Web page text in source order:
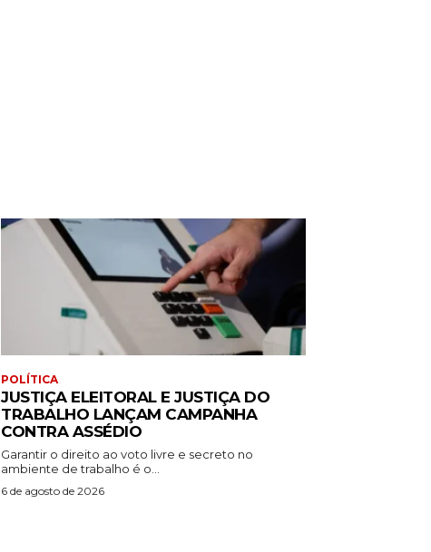
POLÍTICA
JUSTIÇA ELEITORAL E JUSTIÇA DO
TRABALHO LANÇAM CAMPANHA
CONTRA ASSÉDIO
Garantir o direito ao voto livre e secreto no
ambiente de trabalho é o...
6 de agosto de 2026